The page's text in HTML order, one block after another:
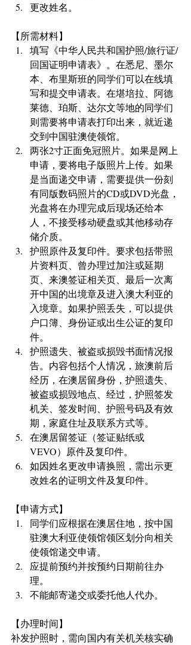
更改姓名。
【所需材料】
填写《中华人民共和国护照/旅行证/
回国证明申请表》。在悉尼、墨尔
本、布里斯班的同学们可以在线填
写和提交申请表。在堪培拉、阿德
莱德、珀斯、达尔文等地的同学们
则需要将申请表打印出来，就近递
交到中国驻澳使领馆。
两张2寸正面免冠照片。如果是网上
申请，要将电子版照片上传。如果
是当面递交申请，需要提供一份刻
有同版数码照片的CD或DVD光盘，
光盘将在办理完成后现场还给本
人，不接受移动硬盘或其他移动存
储介质。
护照原件及复印件。要求包括带照
片资料页、曾办理过加注或延期
页、来澳签证相关页、最后一次离
开中国的出境章及进入澳大利亚的
入境章。如果护照丢失，可以提供
户口簿、身份证或出生公证的复印
件。
护照遗失、被盗或损毁书面情况报
告。内容包括个人情况，旅澳前后
经历，在澳居留身份，护照遗失、
被盗或损毁地点、经过，护照签发
机关、签发时间、护照号码及有效
期，家庭住址及联系方式等。
在澳居留签证（签证贴纸或
VEVO）原件及复印件。
如因姓名更改申请换照，需出示更
改姓名的证明文件及复印件。
【申请方式】
同学们应根据在澳居住地，按中国
驻澳大利亚使领馆领区划分向相关
使领馆递交申请。
应提前预约并按预约日期前往办
理。
不能邮寄递交或委托他人代办。
【办理时间】
补发护照时，需向国内有关机关核实确